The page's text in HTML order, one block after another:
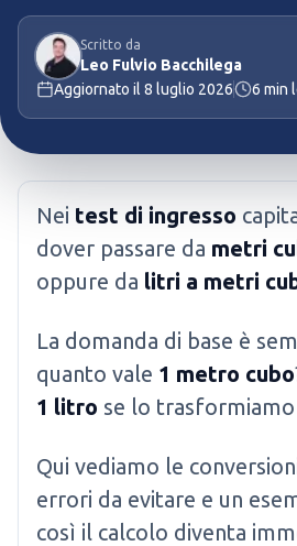
Scritto da
Leo Fulvio Bacchilega
Aggiornato il 8 luglio 2026 6 min
Nei test di ingresso
dover passare da metri
oppure da litri a metri
La domanda di base è
quanto vale 1 metro cubo
1 litro se lo trasformiamo
Qui vediamo le
errori da evitare e un
così il calcolo diventa